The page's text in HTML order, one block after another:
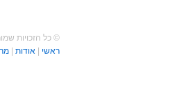
© כל הזכויות
ראשי
אודות